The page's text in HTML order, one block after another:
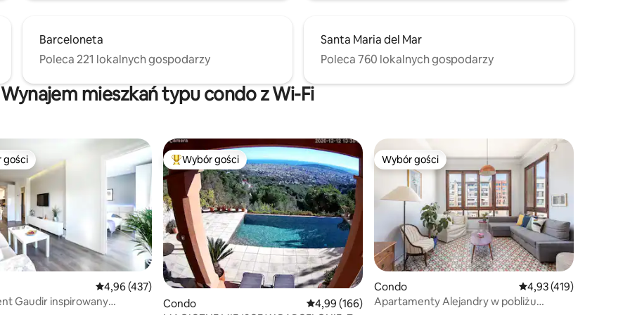
Barceloneta
Poleca 221 lokalnych gospodarzy
Santa Maria del Mar
Poleca 760 lokalnych gospodarzy
Wynajem mieszkań typu condo z Wi-Fi
liczba recenzji: 551
z kategorii Wybór gości
gości
Średnia ocena: 4,96 na 5, liczba recenzji: 437
4,96 (437)
Gaudir inspirowany
Najpopularniejsze z kategorii Wybór gości
Wybór gości
Condo Średnia ocena: 4,99 na 5, liczba recenzji: 166
4,99 (166)
Wybór gości
Wybór gości
Condo Średnia ocena: 4,93
4,93 (419)
Apartamenty Alejandry w pobliżu